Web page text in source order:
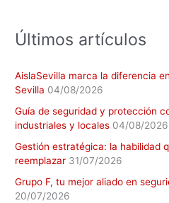
Últimos artículos
AislaSevilla marca la diferencia
Sevilla 04/08/2026
Guía de seguridad y protección
industriales y locales 04/08/2026
Gestión estratégica: la habilidad
reemplazar 31/07/2026
Grupo F, tu mejor aliado en
20/07/2026